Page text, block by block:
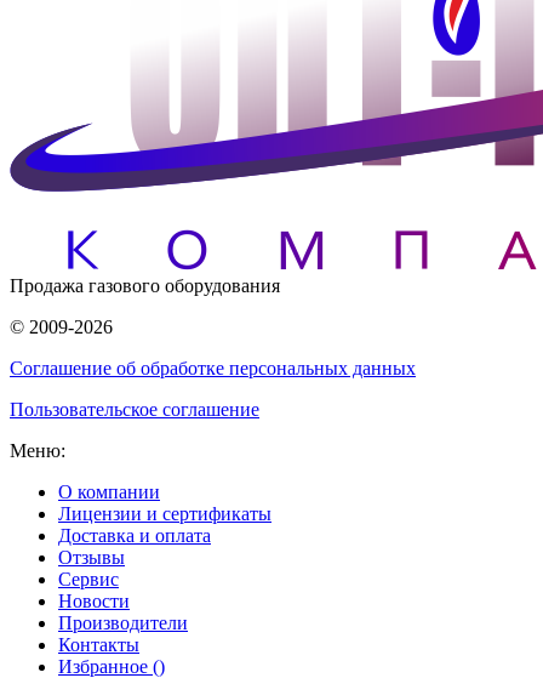
Продажа газового оборудования
© 2009-2026
Соглашение об обработке персональных данных
Пользовательское соглашение
Меню:
О компании
Лицензии и сертификаты
Доставка и оплата
Отзывы
Сервис
Новости
Производители
Контакты
Избранное ()